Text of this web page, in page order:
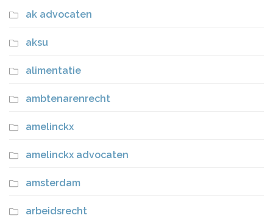
ak advocaten
aksu
alimentatie
ambtenarenrecht
amelinckx
amelinckx advocaten
amsterdam
arbeidsrecht